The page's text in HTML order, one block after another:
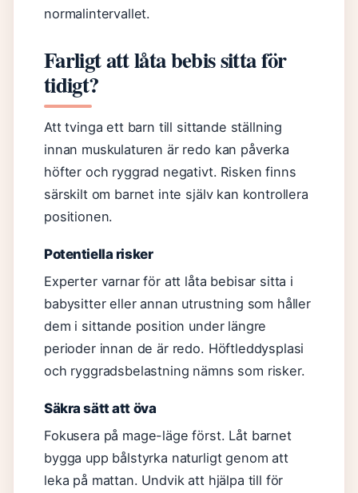
normalintervallet.
Farligt att låta bebis sitta för
tidigt?
Att tvinga ett barn till sittande ställning
innan muskulaturen är redo kan påverka
höfter och ryggrad negativt. Risken finns
särskilt om barnet inte själv kan kontrollera
positionen.
Potentiella risker
Experter varnar för att låta bebisar sitta i
babysitter eller annan utrustning som håller
dem i sittande position under längre
perioder innan de är redo. Höftleddysplasi
och ryggradsbelastning nämns som risker.
Säkra sätt att öva
Fokusera på mage-läge först. Låt barnet
bygga upp bålstyrka naturligt genom att
leka på mattan. Undvik att hjälpa till för